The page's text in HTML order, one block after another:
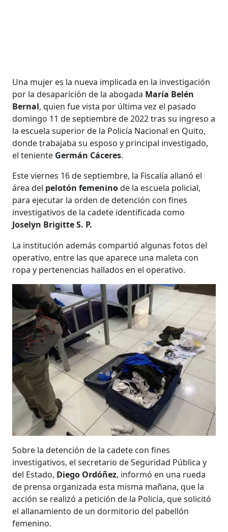
Una mujer es la nueva implicada en la investigación
por la desaparición de la abogada María Belén
Bernal, quien fue vista por última vez el pasado
domingo 11 de septiembre de 2022 tras su ingreso a
la escuela superior de la Policía Nacional en Quito,
donde trabajaba su esposo y principal investigado,
el teniente Germán Cáceres.
Este viernes 16 de septiembre, la Fiscalía allanó el
área del pelotón femeninode la escuela policial,
para ejecutar la orden de detención con fines
investigativos de la cadete identificada como
Joselyn Brigitte S. P.
La institución además compartió algunas fotos del
operativo, entre las que aparece una maleta con
ropa y pertenencias hallados en el operativo.
Sobre la detención de la cadete con fines
investigativos, el secretario de Seguridad Pública y
del Estado, Diego Ordóñez, informó en una rueda
de prensa organizada esta misma mañana, que la
acción se realizó a petición de la Policía, que solicitó
el allanamiento de un dormitorio del pabellón
femenino.